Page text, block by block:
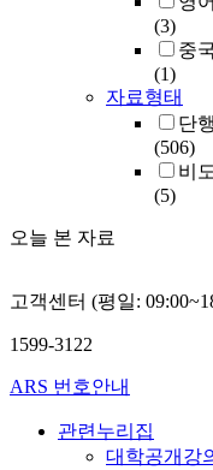
(3)
중
(1)
자료형태
단
(506)
비
(5)
오늘 본 자료
고객센터 (평일:
1599-3122
ARS 번호안내
관련누리집
대학공개강